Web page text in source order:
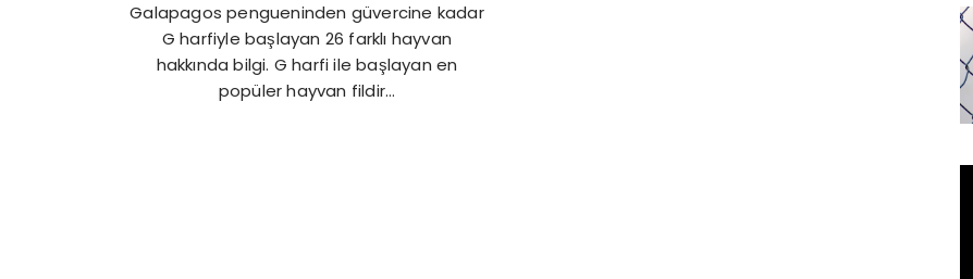
Galapagos pengueninden güvercine kadar
G harfiyle başlayan 26 farklı hayvan
hakkında bilgi. G harfi ile başlayan en
popüler hayvan fildir…